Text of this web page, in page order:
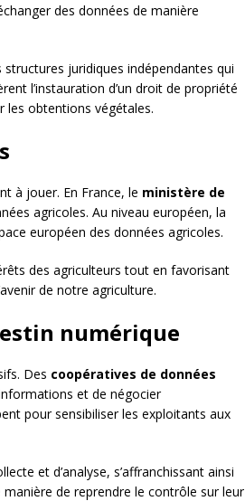
des données de manière
structures juridiques indépendantes qui
l’instauration d’un droit de propriété
les obtentions végétales.
à jouer. En France, le ministère de
agricoles. Au niveau européen, la
européen des données agricoles.
des agriculteurs tout en favorisant
de notre agriculture.
numérique
Des coopératives de données
et de négocier
pour sensibiliser les exploitants aux
et d’analyse, s’affranchissant ainsi
de reprendre le contrôle sur leur